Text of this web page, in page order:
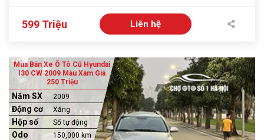
599 Triệu Liên hệ
Mua Bán Xe Ô Tô Cũ Hyundai
I30 CW 2009 Màu Xám Giá
250 Triệu
Năm SX 2009
Động cơ Xăng
Hộp số Số tự động
Odo 150,000 km